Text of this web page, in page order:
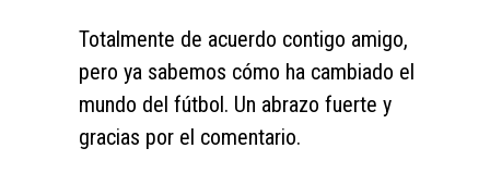
Totalmente de acuerdo contigo amigo,
pero ya sabemos cómo ha cambiado el
mundo del fútbol. Un abrazo fuerte y
gracias por el comentario.